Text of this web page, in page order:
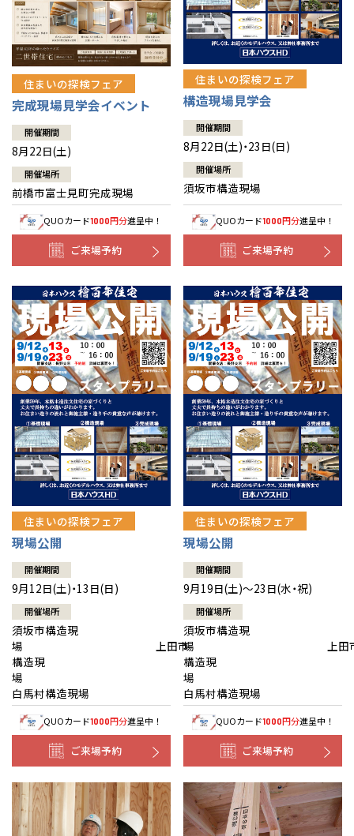
住まいの探検フェア
完成現場見学会イベント
開催期間
8月22日(土)
開催場所
前橋市富士見町完成現場
QUOカード1000円分進呈中！
ご来場予約
住まいの探検フェア
構造現場見学会
開催期間
8月22日(土)・23日(日)
開催場所
須坂市構造現場
QUOカード1000円分進呈中！
ご来場予約
住まいの探検フェア
現場公開
開催期間
9月12日(土)・13日(日)
開催場所
須坂市構造現
場 上田市
構造現
場
白馬村構造現場
QUOカード1000円分進呈中！
ご来場予約
住まいの探検フェア
現場公開
開催期間
9月19日(土)～23日(水・祝)
開催場所
須坂市構造現
場 上田
構造現
白馬村構造現場
QUOカード1000円分進呈中！
ご来場予約